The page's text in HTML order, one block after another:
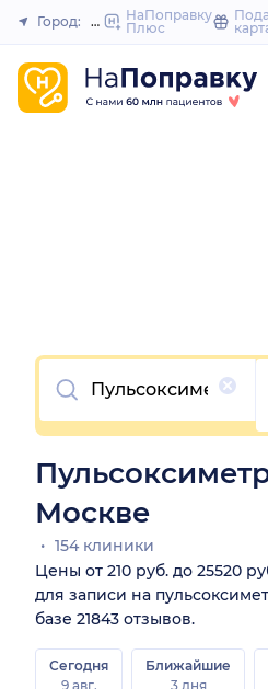
Город: МоскваНаПоправку
Плюс
Очистить
Москве
154 клиники
Цены от 210 руб. до 25520
для записи на
базе 21843 отзывов.
Сегодня
9 авг.
Ближайшие
3 дня